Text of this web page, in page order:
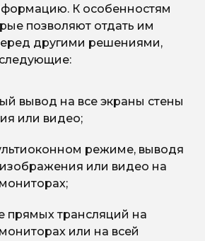
К особенностям
позволяют отдать им
другими решениями,
вывод на все экраны стены
или видео;
режиме, выводя
или видео на
прямых трансляций на
или на всей